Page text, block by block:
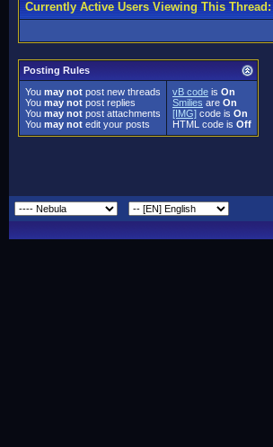
Currently Active Users Viewing This
Posting Rules
You may not post new threads
You may not post replies
You may not post attachments
You may not edit your posts
vB code is On
Smilies are On
[IMG] code is On
HTML code is Off